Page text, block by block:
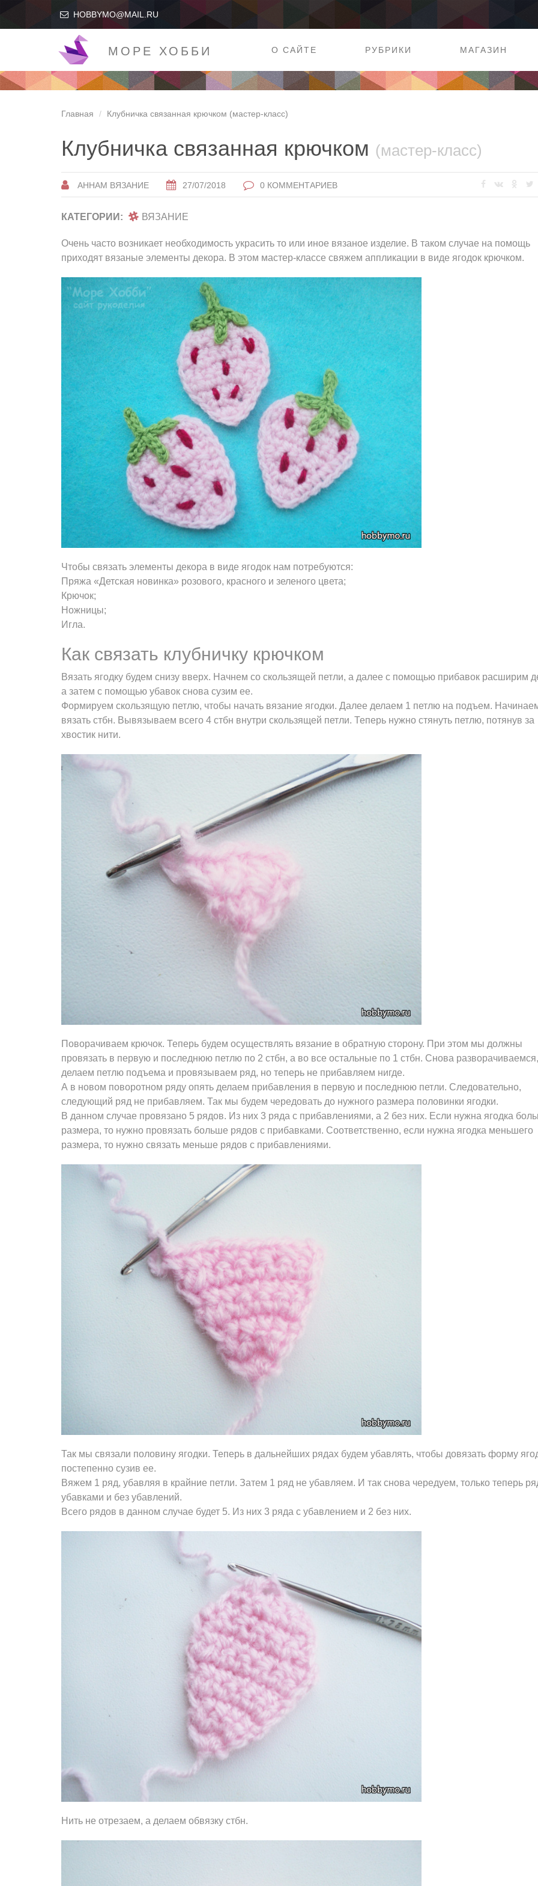
HOBBYMO@MAIL.RU
МОРЕ ХОББИ О САЙТЕ РУБРИКИ МАГАЗИН
Главная Клубничка связанная крючком (мастер-класс)
Клубничка связанная крючком (мастер-класс)
АННАМ ВЯЗАНИЕ 27/07/2018 0 КОММЕНТАРИЕВ
КАТЕГОРИИ: ВЯЗАНИЕ
Очень часто возникает необходимость украсить то или иное вязаное изделие. В таком случае на помощь
приходят вязаные элементы декора. В этом мастер-классе свяжем аппликации в виде ягодок крючком.
Чтобы связать элементы декора в виде ягодок нам потребуются:
Пряжа «Детская новинка» розового, красного и зеленого цвета;
Крючок;
Ножницы;
Игла.
Как связать клубничку крючком
Вязать ягодку будем снизу вверх. Начнем со скользящей петли, а далее с помощью прибавок расширим
а затем с помощью убавок снова сузим ее.
Формируем скользящую петлю, чтобы начать вязание ягодки. Далее делаем 1 петлю на подъем.
вязать стбн. Вывязываем всего 4 стбн внутри скользящей петли. Теперь нужно стянуть петлю, потянув за
хвостик нити.
Поворачиваем крючок. Теперь будем осуществлять вязание в обратную сторону. При этом мы должны
провязать в первую и последнюю петлю по 2 стбн, а во все остальные по 1 стбн. Снова разворачиваемся,
делаем петлю подъема и провязываем ряд, но теперь не прибавляем нигде.
А в новом поворотном ряду опять делаем прибавления в первую и последнюю петли. Следовательно,
следующий ряд не прибавляем. Так мы будем чередовать до нужного размера половинки ягодки.
В данном случае провязано 5 рядов. Из них 3 ряда с прибавлениями, а 2 без них. Если нужна ягодка
размера, то нужно провязать больше рядов с прибавками. Соответственно, если нужна ягодка меньшего
размера, то нужно связать меньше рядов с прибавлениями.
Так мы связали половину ягодки. Теперь в дальнейших рядах будем убавлять, чтобы довязать форму
постепенно сузив ее.
Вяжем 1 ряд, убавляя в крайние петли. Затем 1 ряд не убавляем. И так снова чередуем, только теперь
убавками и без убавлений.
Всего рядов в данном случае будет 5. Из них 3 ряда с убавлением и 2 без них.
Нить не отрезаем, а делаем обвязку стбн.